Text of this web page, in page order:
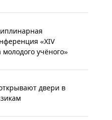
«XIV
учёного»
двери в